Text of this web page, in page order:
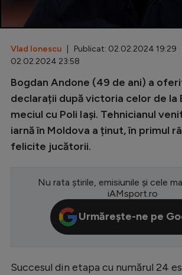
Inedit
Clasamente
Champions League
Europa League
CM 2026
Premier League
LaLiga
Bundesliga
Vlad Ionescu | Publicat: 02.02.2024 19:29
02.02.2024 23:58
Bogdan Andone (49 de ani) a
declarații după victoria celor de la
meciul cu Poli Iași. Tehnicianul
iarnă în Moldova a ținut, în primul
felicite jucătorii.
Nu rata știrile, emisiunile și cele
iAMsport.ro
Urmărește-ne pe
Succesul din etapa cu numărul 24